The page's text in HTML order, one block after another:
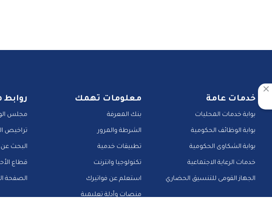
خدمات عامة
بوابة خدمات المحليات
بوابة الوظائف الحكومية
بوابة الشكاوى الحكومية
خدمات الرعاية الاجتماعية
الجهاز القومى للتنسيق الحضاري
معلومات تهمك
بنك المعرفة
الشرطة والمرور
تطبيقات خدمية
تكنولوجيا وانترنت
استعلم عن فواتيرك
منصات وأدلة تعليمية
روابط
مجلس
تراخيص
البحث
قطاع
الصفحة